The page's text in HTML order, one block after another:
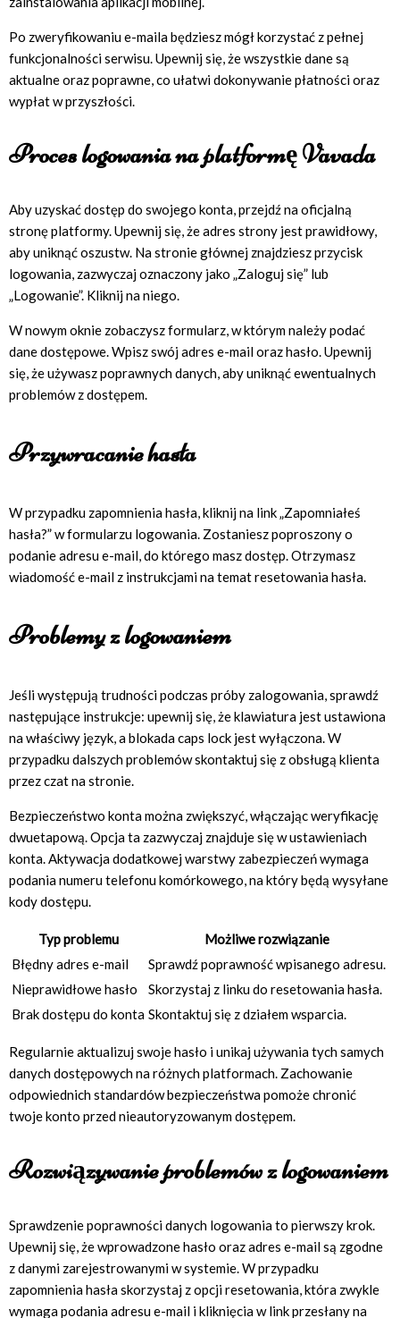
Po zweryfikowaniu e-maila będziesz mógł korzystać z pełnej
funkcjonalności serwisu. Upewnij się, że wszystkie dane są
aktualne oraz poprawne, co ułatwi dokonywanie płatności oraz
wypłat w przyszłości.
Proces logowania na platformę Vavada
Aby uzyskać dostęp do swojego konta, przejdź na oficjalną
stronę platformy. Upewnij się, że adres strony jest prawidłowy,
aby uniknąć oszustw. Na stronie głównej znajdziesz przycisk
logowania, zazwyczaj oznaczony jako „Zaloguj się” lub
„Logowanie”. Kliknij na niego.
W nowym oknie zobaczysz formularz, w którym należy podać
dane dostępowe. Wpisz swój adres e-mail oraz hasło. Upewnij
się, że używasz poprawnych danych, aby uniknąć ewentualnych
problemów z dostępem.
Przywracanie hasła
W przypadku zapomnienia hasła, kliknij na link „Zapomniałeś
hasła?” w formularzu logowania. Zostaniesz poproszony o
podanie adresu e-mail, do którego masz dostęp. Otrzymasz
wiadomość e-mail z instrukcjami na temat resetowania hasła.
Problemy z logowaniem
Jeśli występują trudności podczas próby zalogowania, sprawdź
następujące instrukcje: upewnij się, że klawiatura jest ustawiona
na właściwy język, a blokada caps lock jest wyłączona. W
przypadku dalszych problemów skontaktuj się z obsługą klienta
przez czat na stronie.
Bezpieczeństwo konta można zwiększyć, włączając weryfikację
dwuetapową. Opcja ta zazwyczaj znajduje się w ustawieniach
konta. Aktywacja dodatkowej warstwy zabezpieczeń wymaga
podania numeru telefonu komórkowego, na który będą wysyłane
kody dostępu.
Typ problemu
Możliwe rozwiązanie
Błędny adres e-mail
Sprawdź poprawność wpisanego adresu.
Nieprawidłowe hasło
Skorzystaj z linku do resetowania hasła.
Brak dostępu do konta Skontaktuj się z działem wsparcia.
Regularnie aktualizuj swoje hasło i unikaj używania tych samych
danych dostępowych na różnych platformach. Zachowanie
odpowiednich standardów bezpieczeństwa pomoże chronić
twoje konto przed nieautoryzowanym dostępem.
Rozwiązywanie problemów z logowaniem
Sprawdzenie poprawności danych logowania to pierwszy krok.
Upewnij się, że wprowadzone hasło oraz adres e-mail są zgodne
z danymi zarejestrowanymi w systemie. W przypadku
zapomnienia hasła skorzystaj z opcji resetowania, która zwykle
wymaga podania adresu e-mail i kliknięcia w link przesłany na